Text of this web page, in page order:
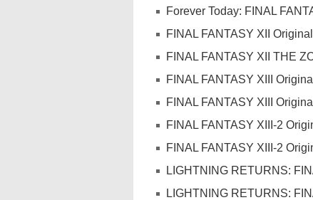
Forever Today: FINAL
FINAL FANTASY XII
FINAL FANTASY XII THE
FINAL FANTASY XIII
FINAL FANTASY XIII
FINAL FANTASY XIII-2
FINAL FANTASY XIII-2
LIGHTNING RETURNS:
LIGHTNING RETURNS: